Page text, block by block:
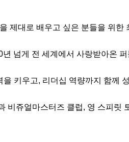
제대로 배우고 싶은 분들을 위
넘게 전 세계에서 사랑받아온
키우고, 리더십 역량까지 함께
비쥬얼마스터즈 클럽, 영 스피릿